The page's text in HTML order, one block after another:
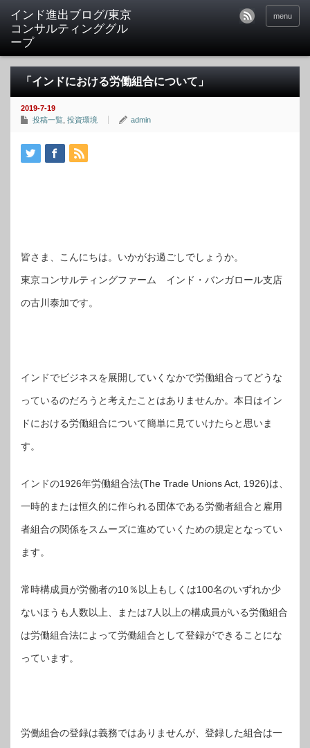
インド進出ブログ/東京
コンサルティンググル
ープ
menu
「インドにおける労働組合について」
2019-7-19
投稿一覧 投資環境 admin
皆さま、こんにちは。いかがお過ごしでしょうか。
東京コンサルティングファーム インド・バンガロール支店
の古川泰加です。
インドでビジネスを展開していくなかで労働組合ってどうな
っているのだろうと考えたことはありませんか。本日はイン
ドにおける労働組合について簡単に見ていけたらと思いま
す。
インドの1926年労働組合法(The Trade Unions Act, 1926)は、
一時的または恒久的に作られる団体である労働者組合と雇用
者組合の関係をスムーズに進めていくための規定となってい
ます。
常時構成員が労働者の10％以上もしくは100名のいずれか少
ないほうも人数以上、または7人以上の構成員がいる労働組合
は労働組合法によって労働組合として登録ができることにな
っています。
労働組合の登録は義務ではありませんが、登録した組合は一